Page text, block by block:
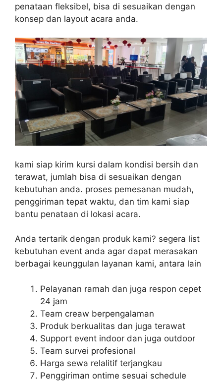
penataan fleksibel, bisa di sesuaikan dengan
konsep dan layout acara anda.
kami siap kirim kursi dalam kondisi bersih dan
terawat, jumlah bisa di sesuaikan dengan
kebutuhan anda. proses pemesanan mudah,
penggiriman tepat waktu, dan tim kami siap
bantu penataan di lokasi acara.
Anda tertarik dengan produk kami? segera list
kebutuhan event anda agar dapat merasakan
berbagai keunggulan layanan kami, antara lain
Pelayanan ramah dan juga respon cepet
24 jam
Team creaw berpengalaman
Produk berkualitas dan juga terawat
Support event indoor dan juga outdoor
Team survei profesional
Harga sewa relalitif terjangkau
Penggiriman ontime sesuai schedule